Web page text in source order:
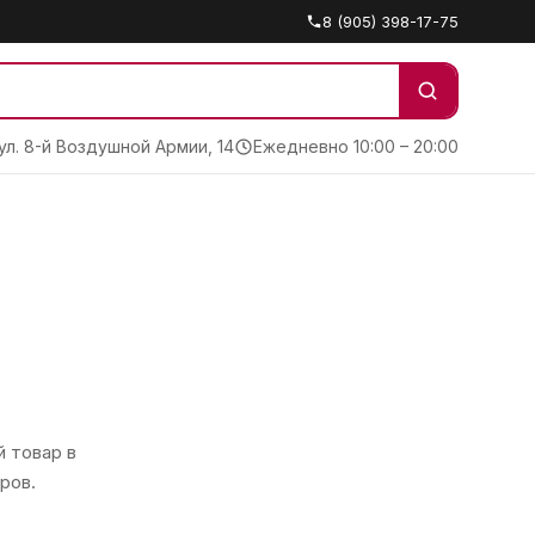
8 (905) 398-17-75
8-й Воздушной Армии, 14 Ежедневно 10:00 – 20:00
товар в